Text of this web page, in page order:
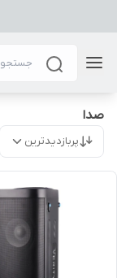
صدا
پربازدیدترین